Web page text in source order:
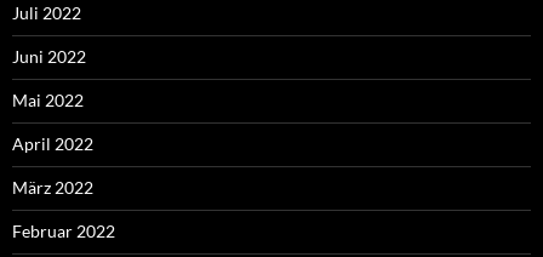
Juli 2022
Juni 2022
Mai 2022
April 2022
März 2022
Februar 2022